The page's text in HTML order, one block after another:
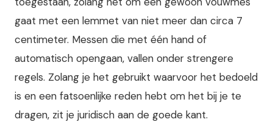
gaat met een lemmet van niet meer dan circa 7
centimeter. Messen die met één hand of
automatisch opengaan, vallen onder strengere
regels. Zolang je het gebruikt waarvoor het bedoeld
is en een fatsoenlijke reden hebt om het bij je te
dragen, zit je juridisch aan de goede kant.